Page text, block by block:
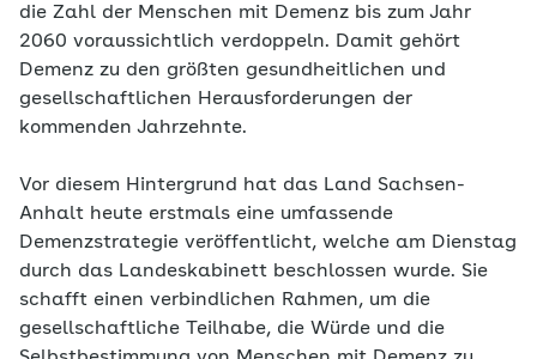
die Zahl der Menschen mit Demenz bis zum Jahr
2060 voraussichtlich verdoppeln. Damit gehört
Demenz zu den größten gesundheitlichen und
gesellschaftlichen Herausforderungen der
kommenden Jahrzehnte.
Vor diesem Hintergrund hat das Land Sachsen-
Anhalt heute erstmals eine umfassende
Demenzstrategie veröffentlicht, welche am Dienstag
durch das Landeskabinett beschlossen wurde. Sie
schafft einen verbindlichen Rahmen, um die
gesellschaftliche Teilhabe, die Würde und die